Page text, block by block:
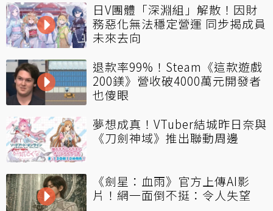
日V團體「深淵組」解散！因財
務惡化無法穩定營運 同步揭成員
未來去向
退款率99%！Steam《這款遊戲
200鎂》營收破4000萬元開發者
也傻眼
夢想成真！VTuber結城昨日奈與
《刀劍神域》推出聯動周邊
《劍星：血雨》官方上傳AI影
片！網一面倒不挺：令人失望